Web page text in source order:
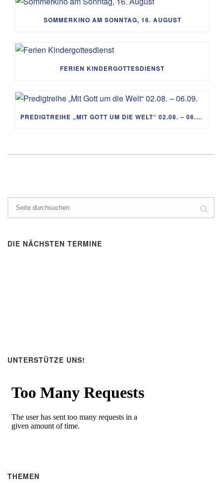
SOMMERKINO AM SONNTAG, 16. AUGUST
FERIEN KINDERGOTTESDIENST
PREDIGTREIHE „MIT GOTT UM DIE WELT“ 02.08. – 06.09.
DIE NÄCHSTEN TERMINE
UNTERSTÜTZE UNS!
THEMEN